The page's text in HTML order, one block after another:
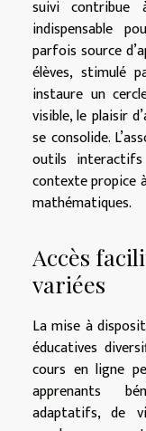
suivi contribue
indispensable
parfois source
élèves, stimulé
instaure un
visible, le plaisir
se consolide.
outils
contexte propice
mathématiques.
Accès
variées
La mise à
éducatives
cours en ligne
apprenants
adaptatifs, de